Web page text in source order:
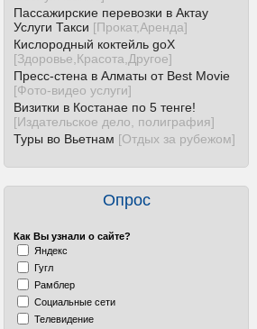
Пассажирские перевозки в Актау
Услуги Такси [Прокат,Аренда]
Кислородный коктейль goX
[Здоровье,Красота,Другое]
Пресс-стена в Алматы от Best Movie
[Фото-видео услуги]
Визитки в Костанае по 5 тенге!
[Издательское дело, полиграфия]
Туры во Вьетнам [Отдых за рубежом]
Опрос
Как Вы узнали о сайте?
Яндекс
Гугл
Рамблер
Социальные сети
Телевидение